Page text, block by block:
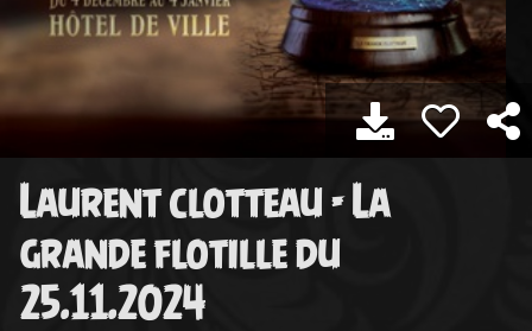
Laurent clotteau - La
grande flotille du
25.11.2024